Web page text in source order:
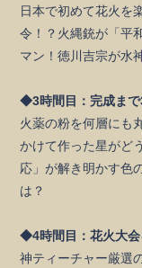
日本で初めて花火を
令！？火縄銃が「平
マン！徳川吉宗が水
◆3時間目：完成ま
火薬の粉を何層にも
かけて作った星がど
応」が解き明かす色
は？
◆4時間目：花火大
神ティーチャー厳選